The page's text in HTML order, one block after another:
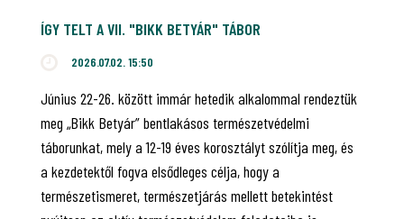
ÍGY TELT A VII. "BIKK BETYÁR" TÁBOR
2026.07.02. 15:50
Június 22-26. között immár hetedik alkalommal rendeztük
meg „Bikk Betyár” bentlakásos természetvédelmi
táborunkat, mely a 12-19 éves korosztályt szólítja meg, és
a kezdetektől fogva elsődleges célja, hogy a
természetismeret, természetjárás mellett betekintést